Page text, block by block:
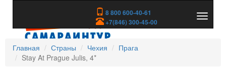
8 800 600-40-61
+7(846) 300-45-00
скрыть
Главная
Страны Чехия
Прага
Stay At Prague Julis, 4*